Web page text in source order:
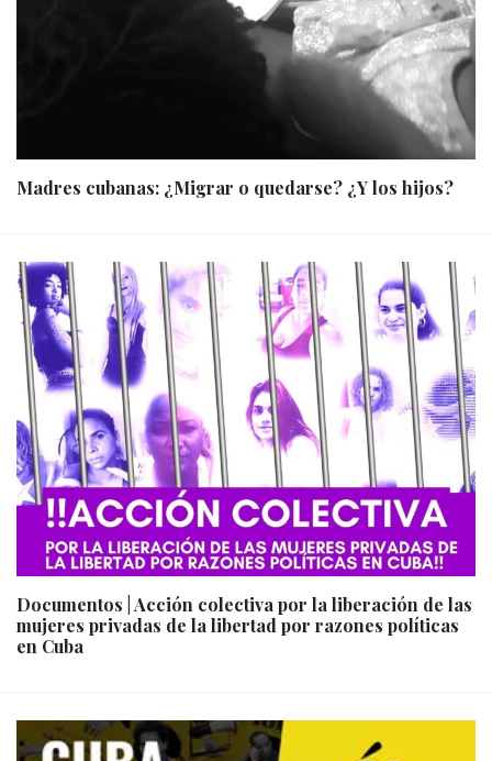
Madres cubanas: ¿Migrar o quedarse? ¿Y los hijos?
Documentos | Acción colectiva por la liberación de las
mujeres privadas de la libertad por razones políticas
en Cuba